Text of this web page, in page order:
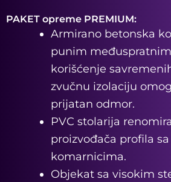
PAKET opreme PREMIUM:
Armirano betonska
punim
korišćenje
zvučnu izolaciju
prijatan odmor.
PVC stolarija
proizvođača profila
komarnicima.
Objekat sa visokim